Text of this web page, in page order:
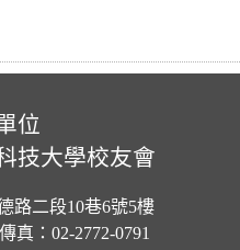
位
技大學校友會
路二段10巷6號5樓
真：02-2772-0791